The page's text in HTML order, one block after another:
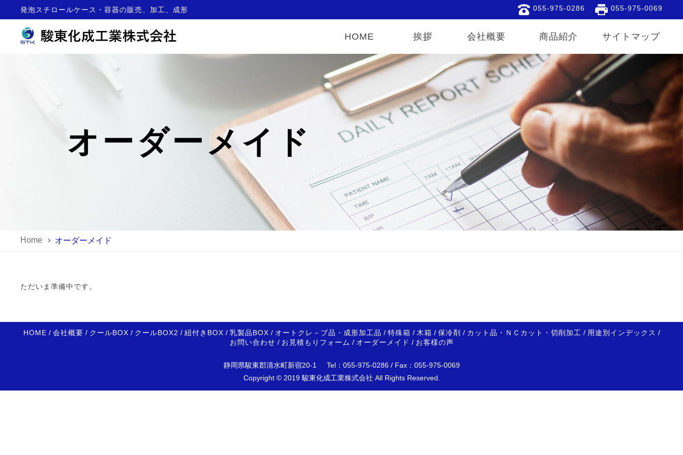
発泡スチロールケース・容器の販売、加工、成形 055-975-0286 055-975-0069
HOME 挨拶 会社概要 商品紹介 サイトマップ
オーダーメイド
Home オーダーメイド
ただいま準備中です。
HOME / 会社概要 / クールBOX / クールBOX2 / 紐付きBOX / 乳製品BOX / オートクレ－ブ品・成形加工品 / 特殊箱 / 木箱 / 保冷剤 / カット品・ＮＣカット・切削加工 / 用途別インデックス /
お問い合わせ / お見積もりフォーム / オーダーメイド / お客様の声
静岡県駿東郡清水町新宿20-1 Tel： 055-975-0286/ Fax：055-975-0069
Copyright © 2019 駿東化成工業株式会社 All Rights Reserved.